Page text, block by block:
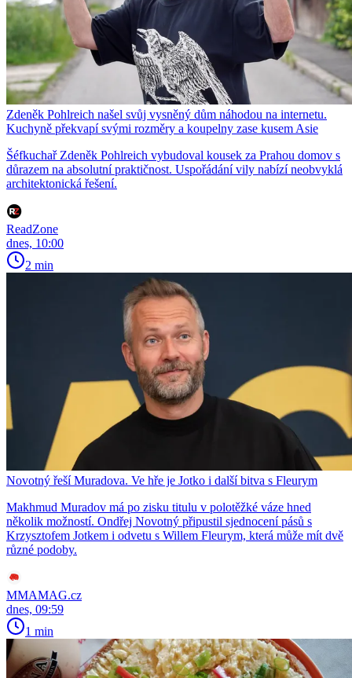
Zdeněk Pohlreich našel svůj vysněný dům náhodou na internetu.
Kuchyně překvapí svými rozměry a koupelny zase kusem Asie
Šéfkuchař Zdeněk Pohlreich vybudoval kousek za Prahou domov s
důrazem na absolutní praktičnost. Uspořádání vily nabízí neobvyklá
architektonická řešení.
ReadZone
dnes, 10:00
2 min
Novotný řeší Muradova. Ve hře je Jotko i další bitva s Fleurym
Makhmud Muradov má po zisku titulu v polotěžké váze hned
několik možností. Ondřej Novotný připustil sjednocení pásů s
Krzysztofem Jotkem i odvetu s Willem Fleurym, která může mít dvě
různé podoby.
MMAMAG.cz
dnes, 09:59
1 min